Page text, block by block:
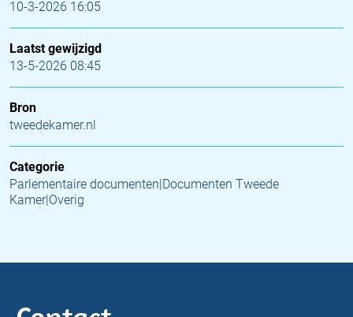
10-3-2026 16:05
Laatst gewijzigd
13-5-2026 08:45
Bron
tweedekamer.nl
Categorie
Parlementaire documenten|Documenten Tweede
Kamer|Overig